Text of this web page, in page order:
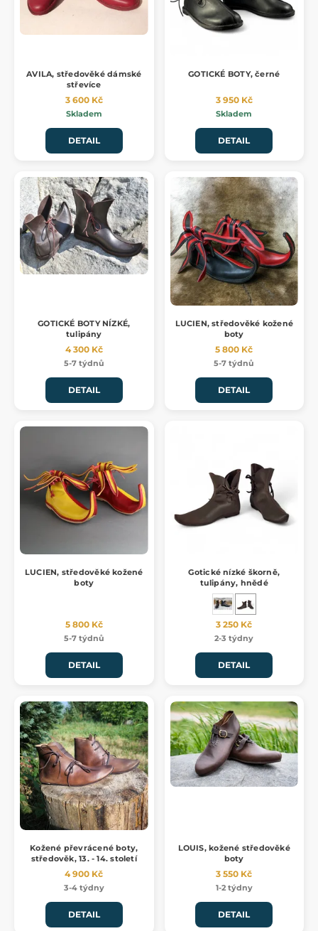
AVILA, středověké dámské
střevíce
3 600 Kč
Skladem
DETAIL
GOTICKÉ BOTY, černé
3 950 Kč
Skladem
DETAIL
GOTICKÉ BOTY NÍZKÉ,
tulipány
4 300 Kč
5-7 týdnů
DETAIL
LUCIEN, středověké kožené
boty
5 800 Kč
5-7 týdnů
DETAIL
LUCIEN, středověké kožené
boty
5 800 Kč
5-7 týdnů
DETAIL
Gotické nízké škorně,
tulipány, hnědé
3 250 Kč
2-3 týdny
DETAIL
Kožené převrácené boty,
středověk, 13. - 14. století
4 900 Kč
3-4 týdny
DETAIL
LOUIS, kožené středověké
boty
3 550 Kč
1-2 týdny
DETAIL